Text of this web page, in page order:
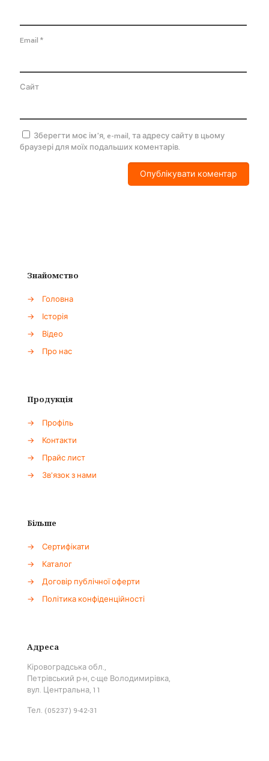
Email *
Сайт
Зберегти моє ім'я, e-mail, та адресу сайту в цьому
браузері для моїх подальших коментарів.
Знайомство
→
Головна
→
Історія
→
Відео
→
Про нас
Продукція
→
Профіль
→
Контакти
→
Прайс лист
→
Зв'язок з нами
Більше
→
Сертифікати
→
Каталог
→
Договір публічної оферти
→
Політика конфіденційності
Адреса
Кіровоградська обл.,
Петрівський р-н, с-ще Володимирівка,
вул. Центральна, 11
Тел. (05237) 9-42-31